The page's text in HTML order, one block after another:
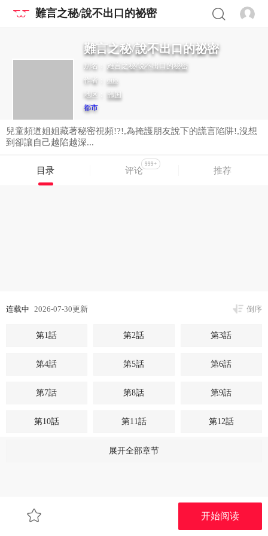
難言之秘/說不出口的祕密
難言之秘/說不出口的祕密
别名： 难言之秘/说不出口的秘密
作者： oiio
地区： 韩国
都市
兒童頻道姐姐藏著秘密視頻!?!,為掩護朋友說下的謊言陷阱!,沒想
到卻讓自己越陷越深...
目录 评论
999+
推荐
连载中 2026-07-30更新 倒序
第1話 第2話 第3話
第4話 第5話 第6話
第7話 第8話 第9話
第10話 第11話 第12話
第14話
第19話
开始阅读
展开全部章节